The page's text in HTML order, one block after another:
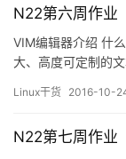
大，以扩大网络的
N22第六周作业
VIM编辑器介绍 什
大、高度可定制的
器。代码补全、编
本编辑器。 VIM的
Linux干货 2016-10-
N22第七周作业